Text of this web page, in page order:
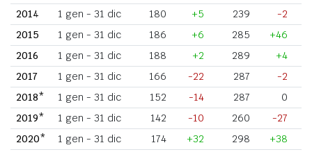
2014
1 gen - 31 dic 180 +5 239
-2
2015
1 gen - 31 dic 186 +6 285
+46
2016
1 gen - 31 dic 188 +2 289
+4
2017
1 gen - 31 dic 166 -22 287
-2
2018*
1 gen - 31 dic 152 -14 287
0
2019*
1 gen - 31 dic 142 -10 260
-27
2020*
1 gen - 31 dic 174 +32 298
+38